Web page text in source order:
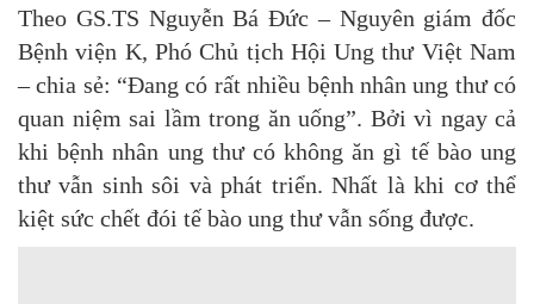
Theo GS.TS Nguyễn Bá Đức – Nguyên giám đốc
Bệnh viện K, Phó Chủ tịch Hội Ung thư Việt Nam
– chia sẻ: “Đang có rất nhiều bệnh nhân ung thư có
quan niệm sai lầm trong ăn uống”. Bởi vì ngay cả
khi bệnh nhân ung thư có không ăn gì tế bào ung
thư vẫn sinh sôi và phát triển. Nhất là khi cơ thể
kiệt sức chết đói tế bào ung thư vẫn sống được.